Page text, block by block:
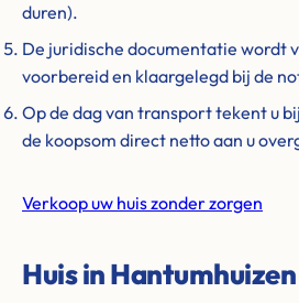
duren).
De juridische documentatie wordt
voorbereid en klaargelegd bij de
Op de dag van transport tekent u
de koopsom direct netto aan u
Verkoop uw huis zonder zorgen
Huis in